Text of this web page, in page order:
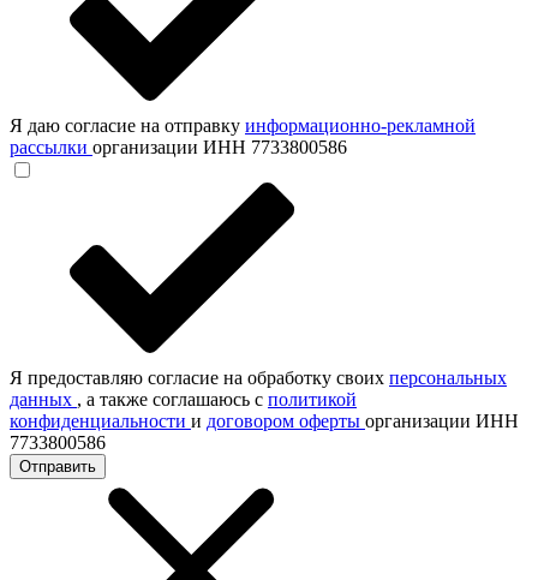
Я даю согласие на отправку информационно-рекламной
рассылки организации ИНН 7733800586
Я предоставляю согласие на обработку своих персональных
данных , а также соглашаюсь с политикой
конфиденциальности и договором оферты организации ИНН
7733800586
Отправить